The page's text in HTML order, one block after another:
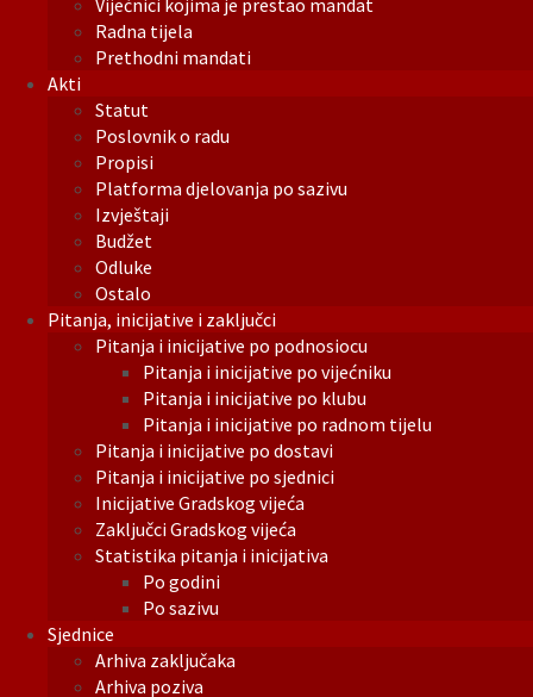
Vijećnici kojima je prestao mandat
Radna tijela
Prethodni mandati
Akti
Statut
Poslovnik o radu
Propisi
Platforma djelovanja po sazivu
Izvještaji
Budžet
Odluke
Ostalo
Pitanja, inicijative i zaključci
Pitanja i inicijative po podnosiocu
Pitanja i inicijative po vijećniku
Pitanja i inicijative po klubu
Pitanja i inicijative po radnom tijelu
Pitanja i inicijative po dostavi
Pitanja i inicijative po sjednici
Inicijative Gradskog vijeća
Zaključci Gradskog vijeća
Statistika pitanja i inicijativa
Po godini
Po sazivu
Sjednice
Arhiva zaključaka
Arhiva poziva